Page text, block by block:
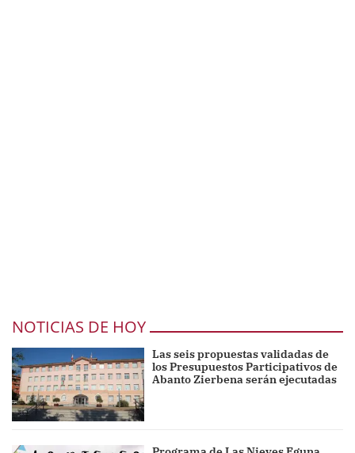
NOTICIAS DE HOY
Las seis propuestas validadas de
los Presupuestos Participativos de
Abanto Zierbena serán ejecutadas